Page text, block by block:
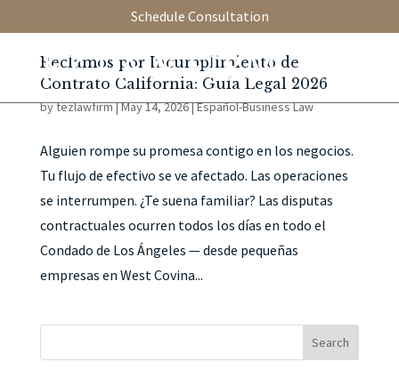
Schedule Consultation
Reclamos por Incumplimiento de
Contrato California: Guía Legal 2026
bytezlawfirm|May 14, 2026|Español-Business Law
Alguien rompe su promesa contigo en los negocios.
Tu flujo de efectivo se ve afectado. Las operaciones
se interrumpen. ¿Te suena familiar? Las disputas
contractuales ocurren todos los días en todo el
Condado de Los Ángeles — desde pequeñas
empresas en West Covina...
Search